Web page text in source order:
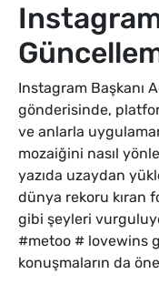
Instagram Başkanı
gönderisinde,
ve anlarla
mozaiğini nasıl
yazıda uzaydan
dünya rekoru kıran
gibi şeyleri
#metoo # lovewins
konuşmaların da